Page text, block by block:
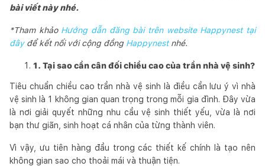
bài viết này nhé.
*Tham khảo Hướng dẫn đăng bài trên website Happynest tại
đâyđể kết nối với cộng đồng Happynest nhé.
1. Tại sao cần cân đối chiều cao của trần nhà vệ sinh?
Tiêu chuẩn chiều cao trần nhà vệ sinh là điều cần lưu ý vì nhà
vệ sinh là 1 không gian quan trọng trong mỗi gia đình. Đây vừa
là nơi giải quyết những nhu cầu vệ sinh thiết yếu, vừa là nơi
bạn thư giãn, sinh hoạt cá nhân của từng thành viên.
Vì vậy, ưu tiên hàng đầu trong các thiết kế chính là tạo nên
không gian sao cho thoải mái và thuận tiện.